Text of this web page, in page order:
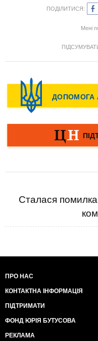
ПОДІЛИТИСЯ:
Мені
Сталася
ПРО НАС
КОНТАКТНА ІНФОРМАЦІЯ
ПІДТРИМАТИ
ФОНД ЮРІЯ БУТУСОВА
РЕКЛАМА